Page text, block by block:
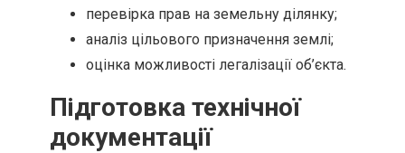
перевірка прав на земельну ділянку;
аналіз цільового призначення землі;
оцінка можливості легалізації об’єкта.
Підготовка технічної
документації